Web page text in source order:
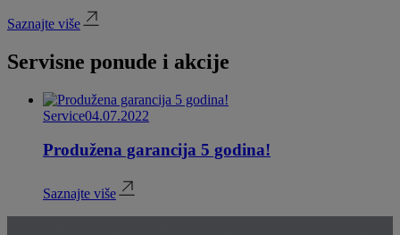
Saznajte više
Servisne ponude i akcije
Service04.07.2022
Produžena garancija 5 godina!
Saznajte više